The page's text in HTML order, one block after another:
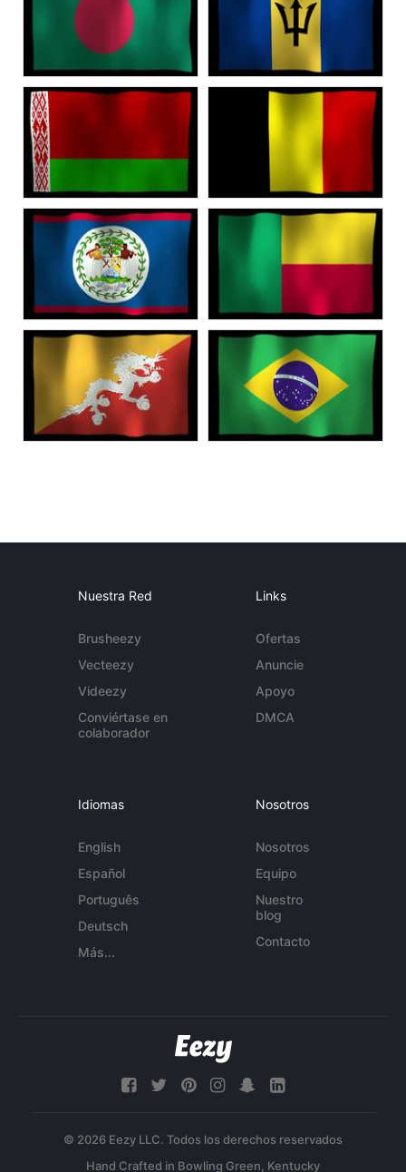
Nuestra Red
Brusheezy
Vecteezy
Videezy
Conviértase en
colaborador
Links
Ofertas
Anuncie
Apoyo
DMCA
Idiomas
English
Español
Português
Deutsch
Más...
Nosotros
Nosotros
Equipo
Nuestro
blog
Contacto
© 2026 Eezy LLC. Todos los derechos reservados